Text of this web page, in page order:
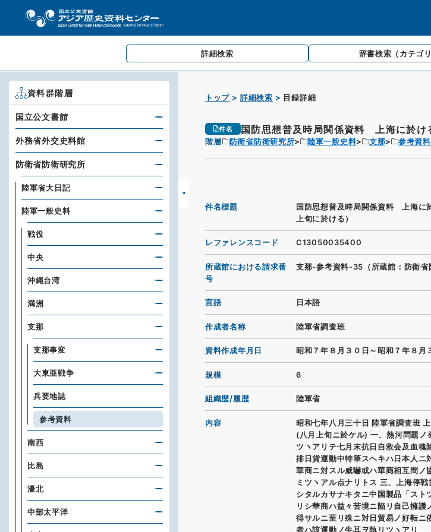
詳細検索 辞書検索 （カテゴリ
トップ 詳細検索 目録詳細
件名 国防思想普及時局関係資料 上海に於け
階層 防衛省防衛研究所 陸軍一般史料 支那 参考資料
件名標題
国防思想普及時局関係資料 上海に
上旬に於ける）
レファレンスコード C13050035400
所蔵館における請求番
号
支那-参考資料-35（所蔵館：防衛省
言語 日本語
作成者名称 陸軍省調査班
資料作成年月日 昭和７年８月３０日～昭和７年８月
規模 6
組織歴/履歴 陸軍省
内容
昭和七年八月三十日 陸軍省調査班
(八月上旬ニ於ケル) 一、熱河問題
ツヽアリテ七月末抗日自救会及血魂
排日貨運動中特筆スヘキハ日本人ニ
華商ニ対スル威嚇或ハ華商相互間ノ
ミツヽアル点ナリトス 三、上海停
シタルカサナキタニ中国製品「ス
リシ華商ハ益々苦境ニ陥リ自己擁
得サルニ至リ殊ニ対日貿易ノ好転ニ
者ハ該運動ノ牛耳ヲ執リツヽアリ
資料群階層
国立公文書館
外務省外交史料館
防衛省防衛研究所
陸軍省大日記
陸軍一般史料
戦役
中央
沖縄台湾
満洲
支那
支那事変
大東亜戦争
兵要地誌
参考資料
南西
比島
濠北
中部太平洋